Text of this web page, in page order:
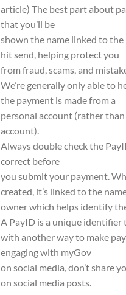
article) The best part about
that you’ll be
shown the name linked to
hit send, helping protect you
from fraud, scams, and
We’re generally only able to
the payment is made from a
personal account (rather than
account).
Always double check the
correct before
you submit your payment.
created, it’s linked to the
owner which helps identify
A PayID is a unique identifier
with another way to make
engaging with myGov
on social media, don’t share
on social media posts.